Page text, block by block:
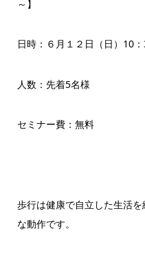
～】
日時：６月１２日（日）10
人数：先着5名様
セミナー費：無料
歩行は健康で自立した生活
な動作です。